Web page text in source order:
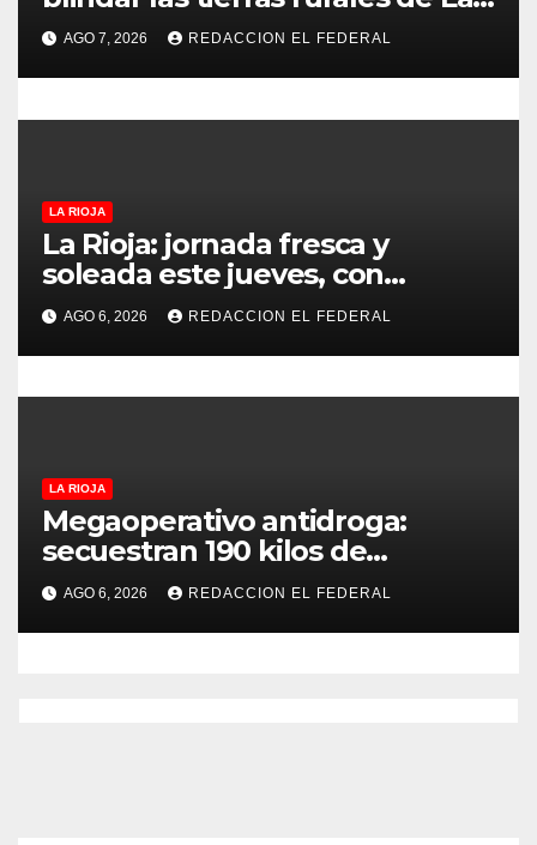
r
a
d
s
Rioja: cuáles son los principales
puntos
AGO 7, 2026 REDACCION EL FEDERAL
LA RIOJA
La Rioja: jornada fresca y
soleada este jueves, con
temperaturas estables para el
viernes
AGO 6, 2026 REDACCION EL FEDERAL
LA RIOJA
Megaoperativo antidroga:
secuestran 190 kilos de
marihuana que tenían como
destino La Rioja y Catamarca
AGO 6, 2026 REDACCION EL FEDERAL